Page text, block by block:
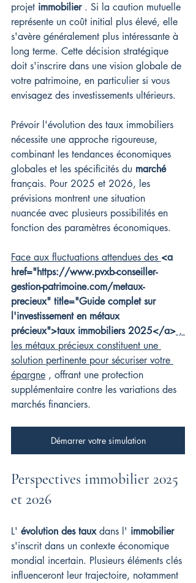
projet immobilier . Si la caution mutuelle
représente un coût initial plus élevé, elle
s'avère généralement plus intéressante à
long terme. Cette décision stratégique
doit s'inscrire dans une vision globale de
votre patrimoine, en particulier si vous
envisagez des investissements ultérieurs.
Prévoir l'évolution des taux immobiliers
nécessite une approche rigoureuse,
combinant les tendances économiques
globales et les spécificités du marché
français. Pour 2025 et 2026, les
prévisions montrent une situation
nuancée avec plusieurs possibilités en
fonction des paramètres économiques.
Face aux fluctuations attendues des <a
href="https://www.pvxb-conseiller-
gestion-patrimoine.com/metaux-
precieux" title="Guide complet sur
l'investissement en métaux
précieux">taux immobiliers 2025</a> ,
les métaux précieux constituent une
solution pertinente pour sécuriser votre
épargne , offrant une protection
supplémentaire contre les variations des
marchés financiers.
Démarrer votre simulation
Perspectives immobilier 2025
et 2026
L' évolution des taux dans l' immobilier
s'inscrit dans un contexte économique
mondial incertain. Plusieurs éléments clés
influenceront leur trajectoire, notamment